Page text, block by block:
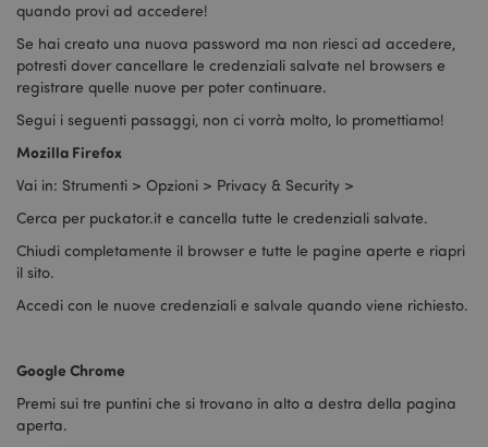
quando provi ad accedere!
Se hai creato una nuova password ma non riesci ad accedere,
potresti dover cancellare le credenziali salvate nel browsers e
registrare quelle nuove per poter continuare.
Segui i seguenti passaggi, non ci vorrà molto, lo promettiamo!
Mozilla Firefox
Vai in: Strumenti > Opzioni > Privacy & Security >
Cerca per puckator.it e cancella tutte le credenziali salvate.
Chiudi completamente il browser e tutte le pagine aperte e riapri
il sito.
Accedi con le nuove credenziali e salvale quando viene richiesto.
Google Chrome
Premi sui tre puntini che si trovano in alto a destra della pagina
aperta.